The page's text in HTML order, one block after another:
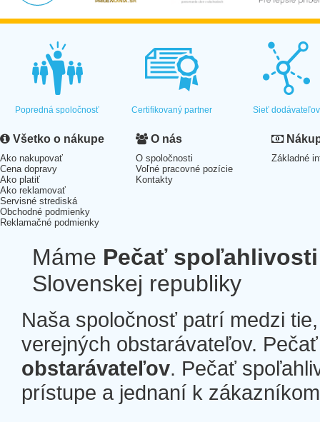
Popredná spoločnosť Certifikovaný partner Sieť dodávateľov
Všetko o nákupe
Ako nakupovať
Cena dopravy
Ako platiť
Ako reklamovať
Servisné strediská
Obchodné podmienky
Reklamačné podmienky
O nás
O spoločnosti
Voľné pracovné pozície
Kontakty
Základné
Máme Pečať spoľahlivosti
Slovenskej republiky
Naša spoločnosť patrí medzi
verejných obstarávateľov.
obstarávateľov. Pečať
prístupe a jednaní k